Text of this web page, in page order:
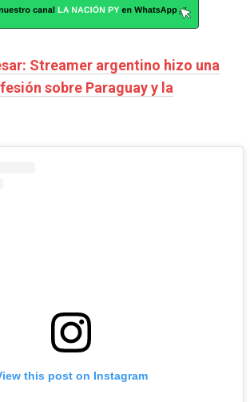
Streamer argentino hizo una
sobre Paraguay y la
this post on Instagram